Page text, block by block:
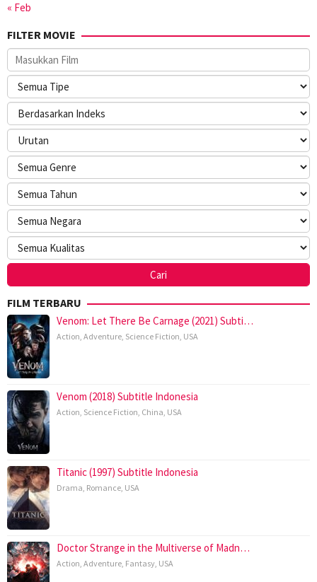
« Feb
FILTER MOVIE
FILM TERBARU
Venom: Let There Be Carnage (2021) Subti…
Action, Adventure, Science Fiction, USA
Venom (2018) Subtitle Indonesia
Action, Science Fiction, China, USA
Titanic (1997) Subtitle Indonesia
Drama, Romance, USA
Doctor Strange in the Multiverse of Madn…
Action, Adventure, Fantasy, USA